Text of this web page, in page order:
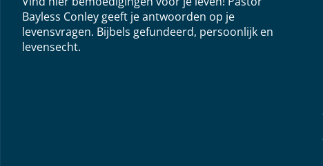
Bayless Conley geeft je antwoorden op je
levensvragen. Bijbels gefundeerd, persoonlijk en
levensecht.